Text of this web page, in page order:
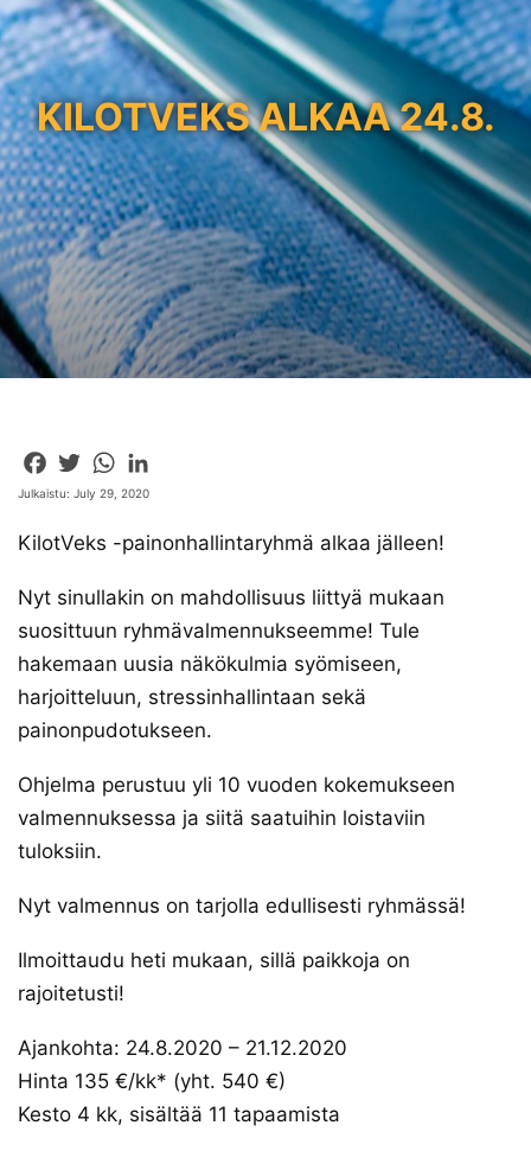
KILOTVEKS ALKAA 24.8.
Facebook
TwitterWhatsApp
Julkaistu: July 29, 2020
KilotVeks -painonhallintaryhmä alkaa jälleen!
Nyt sinullakin on mahdollisuus liittyä mukaan
suosittuun ryhmävalmennukseemme! Tule
hakemaan uusia näkökulmia syömiseen,
harjoitteluun, stressinhallintaan sekä
painonpudotukseen.
Ohjelma perustuu yli 10 vuoden kokemukseen
valmennuksessa ja siitä saatuihin loistaviin
tuloksiin.
Nyt valmennus on tarjolla edullisesti ryhmässä!
Ilmoittaudu heti mukaan, sillä paikkoja on
rajoitetusti!
Ajankohta: 24.8.2020 – 21.12.2020
Hinta 135 €/kk* (yht. 540 €)
Kesto 4 kk, sisältää 11 tapaamista